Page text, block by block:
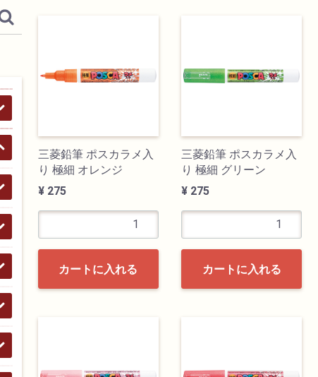
三菱鉛筆 ポスカラメ入
り 極細 オレンジ
¥ 275
カートに入れる
三菱鉛筆 ポスカラメ入
り 極細 グリーン
¥ 275
カートに入れる